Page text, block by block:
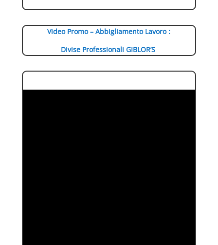
Video Promo – Abbigliamento Lavoro :
Divise Professionali GIBLOR’S